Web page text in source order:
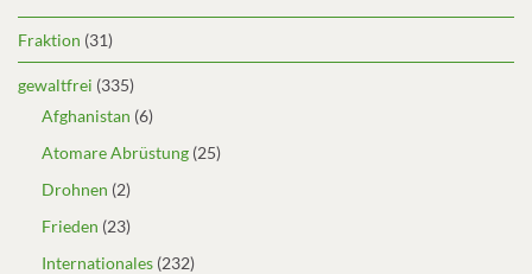
Fraktion (31)
gewaltfrei (335)
Afghanistan (6)
Atomare Abrüstung (25)
Drohnen (2)
Frieden (23)
Internationales (232)